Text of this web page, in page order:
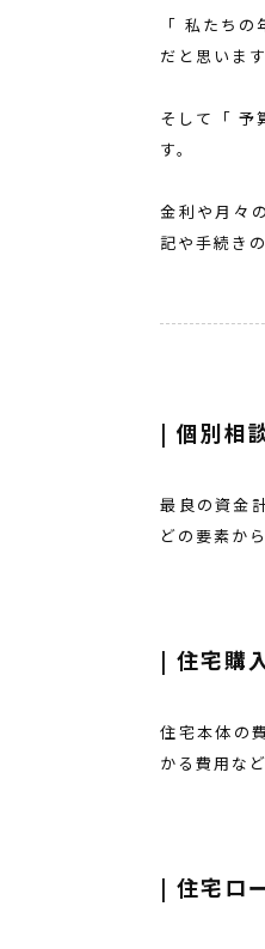
「 私たち
だと思います
そして「 予
す。
金利や月々
記や手続き
| 個別相
最良の資金
どの要素か
| 住宅購
住宅本体の
かる費用な
| 住宅ロ